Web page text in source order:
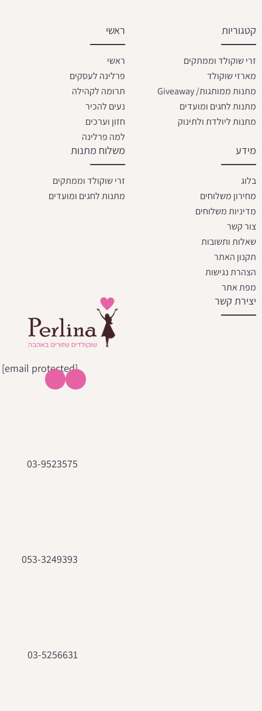
קטגוריות
זרי שוקולד וממתקים
מארזי שוקולד
מתנות ממותגות/ Giveaway
מתנות לחגים ומועדים
מתנות ליולדת ולתינוק
ראשי
ראשי
פרלינה לעסקים
תרומה לקהילה
נעים להכיר
חזון וערכים
למה פרלינה
מידע
בלוג
מחירון משלוחים
מדיניות משלוחים
צור קשר
שאלות ותשובות
תקנון האתר
הצהרת נגישות
מפת אתר
משלוח מתנות
זרי שוקולד וממתקים
מתנות לחגים ומועדים
יצירת קשר
[email protected]
03-9523575
053-3249393
03-5256631